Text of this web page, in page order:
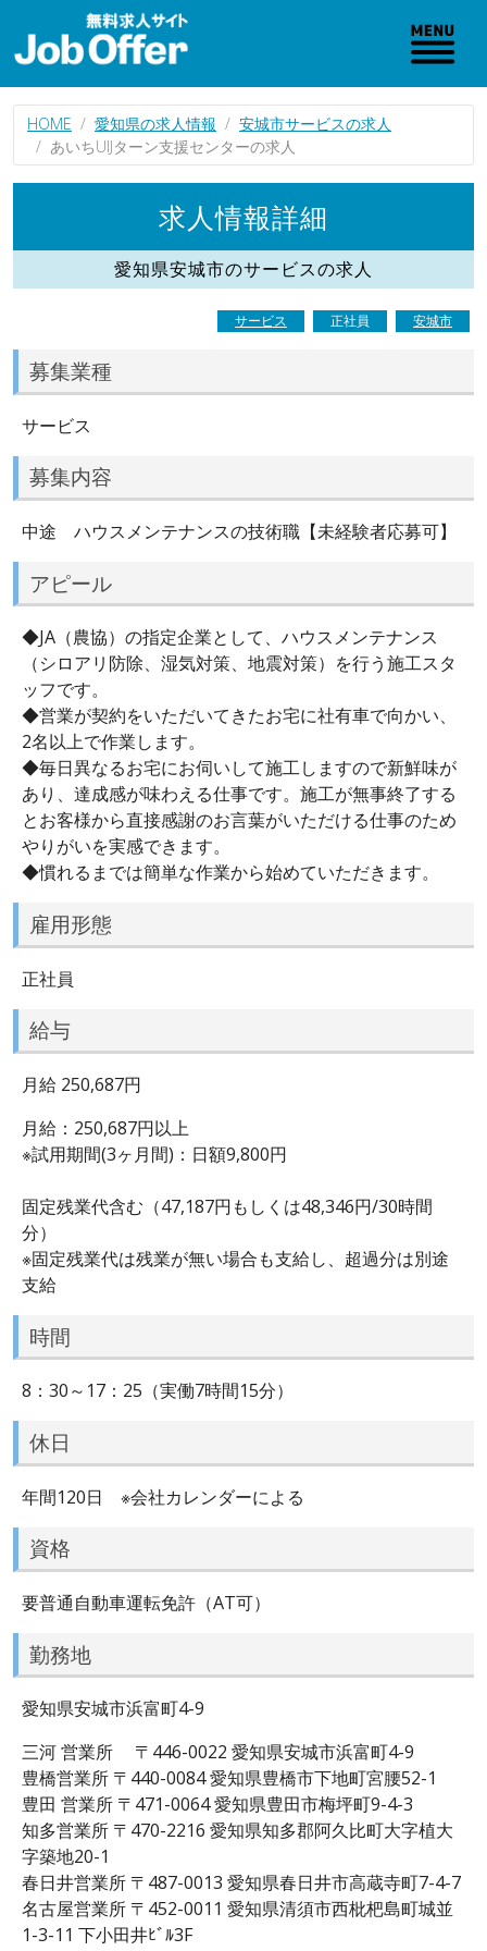
HOME 愛知県の求人情報
安城市サービスの求人
あいちUIJターン支援センターの求人
求人情報詳細
愛知県安城市のサービスの求人
サービス 正社員 安城市
募集業種
サービス
募集内容
中途 ハウスメンテナンスの技術職【未経験者応募可】
アピール
◆JA（農協）の指定企業として、ハウスメンテナンス
（シロアリ防除、湿気対策、地震対策）を行う施工スタ
ッフです。
◆営業が契約をいただいてきたお宅に社有車で向かい、
2名以上で作業します。
◆毎日異なるお宅にお伺いして施工しますので新鮮味が
あり、達成感が味わえる仕事です。施工が無事終了する
とお客様から直接感謝のお言葉がいただける仕事のため
やりがいを実感できます。
◆慣れるまでは簡単な作業から始めていただきます。
雇用形態
正社員
給与
月給 250,687円
月給：250,687円以上
※試用期間(3ヶ月間)：日額9,800円
固定残業代含む（47,187円もしくは48,346円/30時間
分）
※固定残業代は残業が無い場合も支給し、超過分は別途
支給
時間
8：30～17：25（実働7時間15分）
休日
年間120日 ※会社カレンダーによる
資格
要普通自動車運転免許（AT可）
勤務地
愛知県安城市浜富町4-9
三河 営業所 〒446-0022 愛知県安城市浜富町4-9
豊橋営業所 〒440-0084 愛知県豊橋市下地町宮腰52-1
豊田 営業所 〒471-0064 愛知県豊田市梅坪町9-4-3
知多営業所 〒470-2216 愛知県知多郡阿久比町大字植大
字築地20-1
春日井営業所 〒487-0013 愛知県春日井市高蔵寺町7-4-7
名古屋営業所 〒452-0011 愛知県清須市西枇杷島町城並
1-3-11 下小田井ﾋﾞﾙ3F